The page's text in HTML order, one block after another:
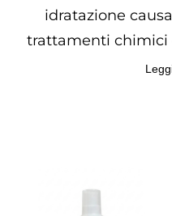
idratazione
trattamenti chimici
selezione CRLAB